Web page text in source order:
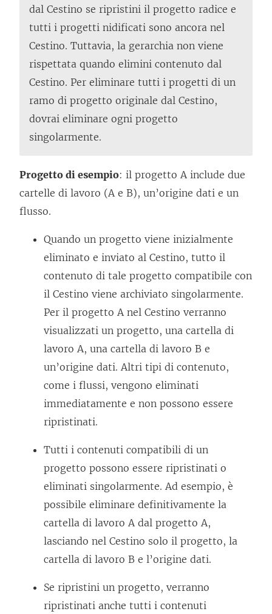
dal Cestino se ripristini il progetto radice e
tutti i progetti nidificati sono ancora nel
Cestino. Tuttavia, la gerarchia non viene
rispettata quando elimini contenuto dal
Cestino. Per eliminare tutti i progetti di un
ramo di progetto originale dal Cestino,
dovrai eliminare ogni progetto
singolarmente.
Progetto di esempio: il progetto A include due
cartelle di lavoro (A e B), un’origine dati e un
flusso.
Quando un progetto viene inizialmente
eliminato e inviato al Cestino, tutto il
contenuto di tale progetto compatibile con
il Cestino viene archiviato singolarmente.
Per il progetto A nel Cestino verranno
visualizzati un progetto, una cartella di
lavoro A, una cartella di lavoro B e
un’origine dati. Altri tipi di contenuto,
come i flussi, vengono eliminati
immediatamente e non possono essere
ripristinati.
Tutti i contenuti compatibili di un
progetto possono essere ripristinati o
eliminati singolarmente. Ad esempio, è
possibile eliminare definitivamente la
cartella di lavoro A dal progetto A,
lasciando nel Cestino solo il progetto, la
cartella di lavoro B e l’origine dati.
Se ripristini un progetto, verranno
ripristinati anche tutti i contenuti